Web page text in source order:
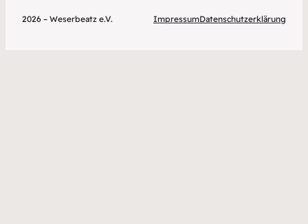
2026 – Weserbeatz e.V. ImpressumDatenschutzerklärung